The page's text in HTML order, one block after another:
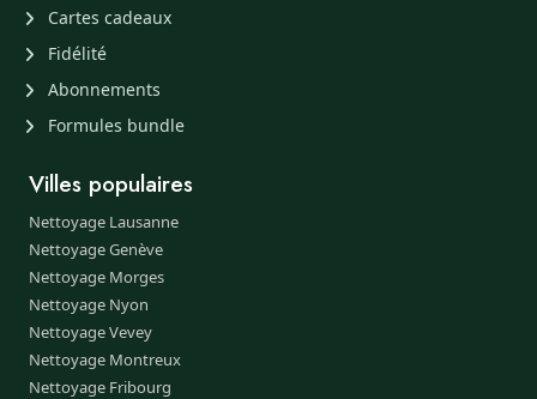
Cartes cadeaux
Fidélité
Abonnements
Formules bundle
Villes populaires
Nettoyage Lausanne
Nettoyage Genève
Nettoyage Morges
Nettoyage Nyon
Nettoyage Vevey
Nettoyage Montreux
Nettoyage Fribourg